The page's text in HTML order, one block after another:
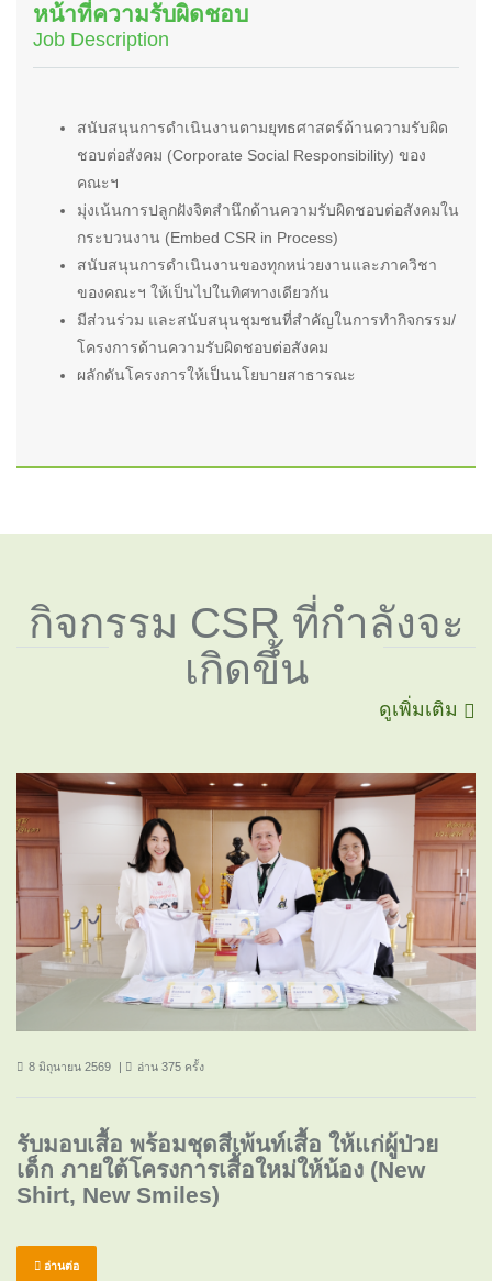
หน้าที่ความรับผิดชอบ
Job Description
สนับสนุนการดำเนินงานตามยุทธศาสตร์ด้านความรับผิด
ชอบต่อสังคม (Corporate Social Responsibility) ของ
คณะฯ
มุ่งเน้นการปลูกฝังจิตสำนึกด้านความรับผิดชอบต่อสังคมใน
กระบวนงาน (Embed CSR in Process)
สนับสนุนการดำเนินงานของทุกหน่วยงานและภาควิชา
ของคณะฯ ให้เป็นไปในทิศทางเดียวกัน
มีส่วนร่วม และสนับสนุนชุมชนที่สำคัญในการทำกิจกรรม/
โครงการด้านความรับผิดชอบต่อสังคม
ผลักดันโครงการให้เป็นนโยบายสาธารณะ
กิจกรรม CSR ที่กำลังจะ
เกิดขึ้น
ดูเพิ่มเติม
8 มิถุนายน 2569 อ่าน 375 ครั้ง
รับมอบเสื้อ พร้อมชุดสีเพ้นท์เสื้อ ให้แก่ผู้ป่วย
เด็ก ภายใต้โครงการเสื้อใหม่ให้น้อง (New
Shirt, New Smiles)
อ่านต่อ